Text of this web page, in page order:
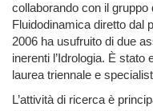
collaborando con il
Fluidodinamica diretto dal
2006 ha usufruito di due
inerenti l’Idrologia. È
laurea triennale e
L’attività di ricerca è